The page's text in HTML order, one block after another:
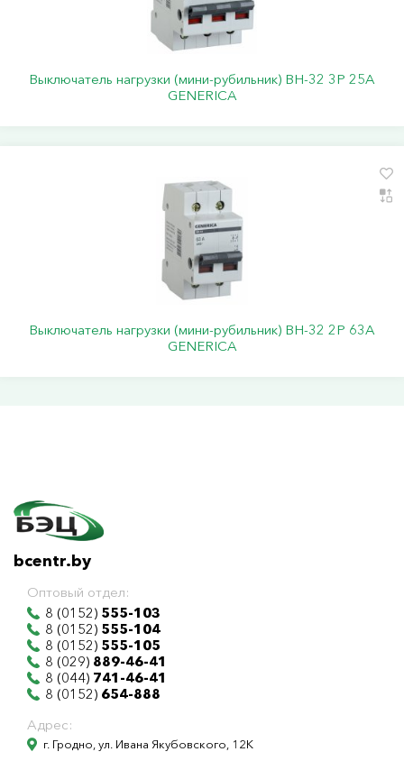
Выключатель нагрузки (мини-рубильник) ВН-32 3Р 25А
GENERICA
Выключатель нагрузки (мини-рубильник) ВН-32 2Р 63А
GENERICA
bcentr.by
Оптовый отдел:
8 (0152) 555-103
8 (0152) 555-104
8 (0152) 555-105
8 (029) 889-46-41
8 (044) 741-46-41
8 (0152) 654-888
Адрес:
г. Гродно, ул. Ивана Якубовского, 12К